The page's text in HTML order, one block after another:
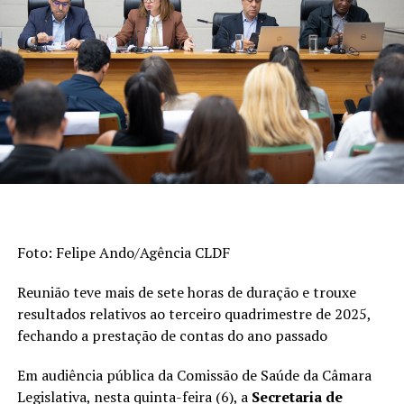
portuguesa e matemática no Sistema de Avaliação da
Educação Básica (Saeb) e as taxas de aprovação apuradas
pelo Censo Escolar. Os indicadores são divulgados a cada
dois anos. A escala do Ideb varia de 0 a 10.
>> Veja abaixo os indicadores do
ensino fundamental
para 6,3, superando a meta (6). Em 2005, era
Esta foi a etapa da educação básica que
registrou o avanço mais expressivo na série
histórica de 20 anos.
Quando considerados os anos finais do ensino
Foto: Felipe Ando/Agência CLDF
Reunião teve mais de sete horas de duração e trouxe
resultados relativos ao terceiro quadrimestre de 2025,
fechando a prestação de contas do ano passado
Em audiência pública da Comissão de Saúde da Câmara
Legislativa, nesta quinta-feira (6), a Secretaria de